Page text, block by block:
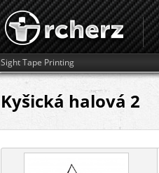
Sight Tape Printing
Kyšická halová 2